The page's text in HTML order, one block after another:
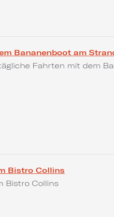
Bananenboot am
Fahrten mit dem
Bistro Collins
Bistro Collins